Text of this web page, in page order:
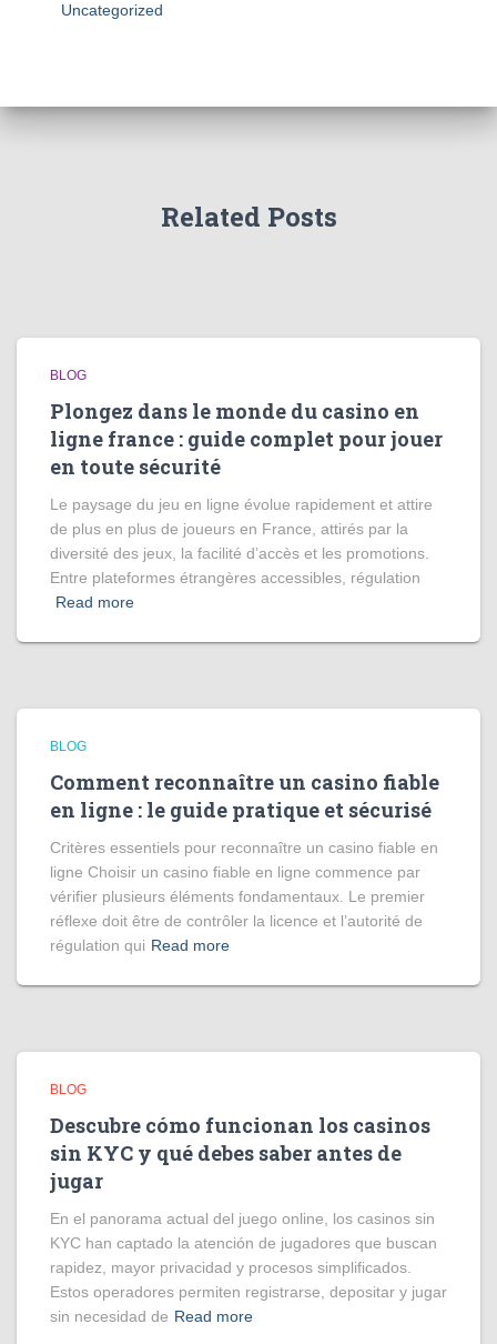
Uncategorized
Related Posts
BLOG
Plongez dans le monde du casino en
ligne france : guide complet pour jouer
en toute sécurité
Le paysage du jeu en ligne évolue rapidement et attire
de plus en plus de joueurs en France, attirés par la
diversité des jeux, la facilité d’accès et les promotions.
Entre plateformes étrangères accessibles, régulation
Read more
BLOG
Comment reconnaître un casino fiable
en ligne : le guide pratique et sécurisé
Critères essentiels pour reconnaître un casino fiable en
ligne Choisir un casino fiable en ligne commence par
vérifier plusieurs éléments fondamentaux. Le premier
réflexe doit être de contrôler la licence et l’autorité de
régulation qui Read more
BLOG
Descubre cómo funcionan los casinos
sin KYC y qué debes saber antes de
jugar
En el panorama actual del juego online, los casinos sin
KYC han captado la atención de jugadores que buscan
rapidez, mayor privacidad y procesos simplificados.
Estos operadores permiten registrarse, depositar y jugar
sin necesidad de Read more